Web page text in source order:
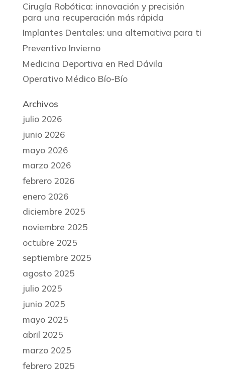
Cirugía Robótica: innovación y precisión
para una recuperación más rápida
Implantes Dentales: una alternativa para ti
Preventivo Invierno
Medicina Deportiva en Red Dávila
Operativo Médico Bío-Bío
Archivos
julio 2026
junio 2026
mayo 2026
marzo 2026
febrero 2026
enero 2026
diciembre 2025
noviembre 2025
octubre 2025
septiembre 2025
agosto 2025
julio 2025
junio 2025
mayo 2025
abril 2025
marzo 2025
febrero 2025